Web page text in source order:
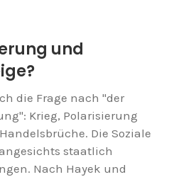
und
die Frage nach "der
Krieg, Polarisierung
Die Soziale
staatlich
Nach Hayek und